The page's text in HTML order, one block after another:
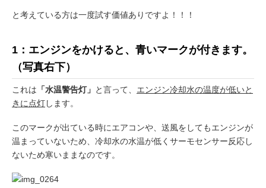
と考えている方は一度試す価値ありですよ！！！
1：エンジンをかけると、青いマークが付きます。
（写真右下）
これは 「水温警告灯」 と言って、 エンジン冷却水の温度が低いと
きに点灯します。
このマークが出ている時にエアコンや、送風をしてもエンジンが
温まっていないため、冷却水の水温が低くサーモセンサー反応し
ないため寒いままなのです。